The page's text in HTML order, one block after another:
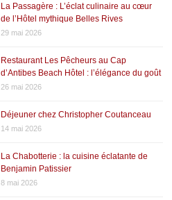
La Passagère : L’éclat culinaire au cœur
de l’Hôtel mythique Belles Rives
29 mai 2026
Restaurant Les Pêcheurs au Cap
d’Antibes Beach Hôtel : l’élégance du goût
26 mai 2026
Déjeuner chez Christopher Coutanceau
14 mai 2026
La Chabotterie : la cuisine éclatante de
Benjamin Patissier
8 mai 2026